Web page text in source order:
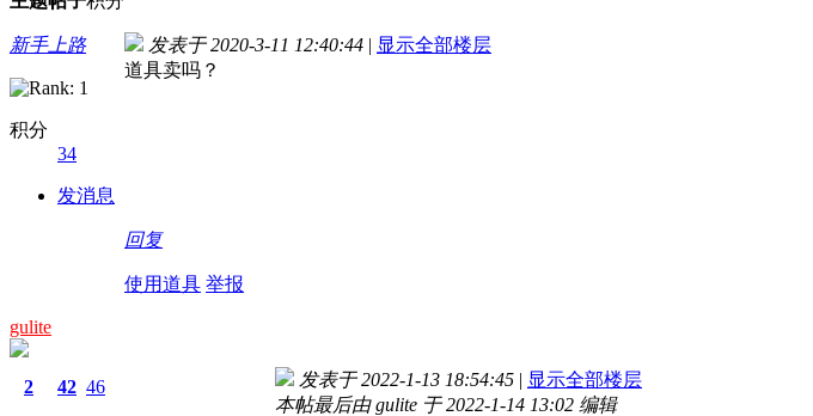
新手上路
积分
34
发消息
发表于 2020-3-11 12:40:44 | 显示全部楼层
道具卖吗？
回复
使用道具 举报
gulite
2 42 46 发表于 2022-1-13 18:54:45 | 显示全部楼层
本帖最后由 gulite 于 2022-1-14 13:02 编辑